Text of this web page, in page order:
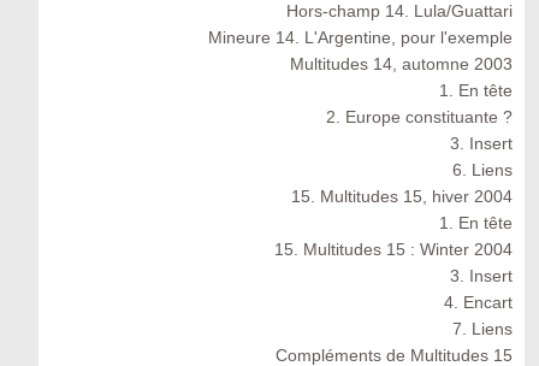
Hors-champ 14. Lula/Guattari
Mineure 14. L'Argentine, pour l'exemple
Multitudes 14, automne 2003
1. En tête
2. Europe constituante ?
3. Insert
6. Liens
15. Multitudes 15, hiver 2004
1. En tête
15. Multitudes 15 : Winter 2004
3. Insert
4. Encart
7. Liens
Compléments de Multitudes 15